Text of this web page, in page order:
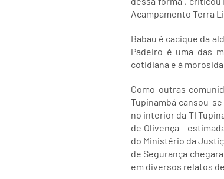
Acampamento Terra
Babau é cacique da
Padeiro é uma das
cotidiana e à
Como outras
Tupinambá cansou-
no interior da TI
de Olivença –
do Ministério da
de Segurança
em diversos relatos